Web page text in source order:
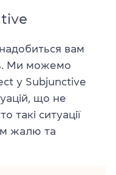
вам
Ми можемо
у Subjunctive
що не
такі ситуації
жалю та